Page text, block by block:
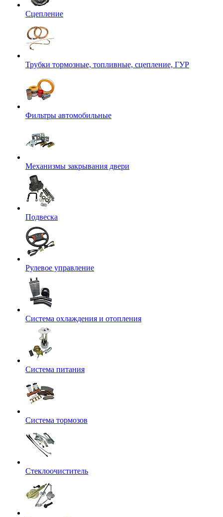
Сцепление
Трубки тормозные, топливные, сцепление, ГУР
Фильтры автомобильные
Механизмы закрывания двери
Подвеска
Рулевое управление
Система охлаждения и отопления
Система питания
Система тормозов
Стеклоочиститель